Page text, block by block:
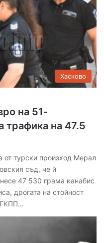
Хасково
на 51-
трафика на 47.5
от турски произход Мерал
съд, че й
47 530 грама канабис
дрогата на стойност
ГКПП…